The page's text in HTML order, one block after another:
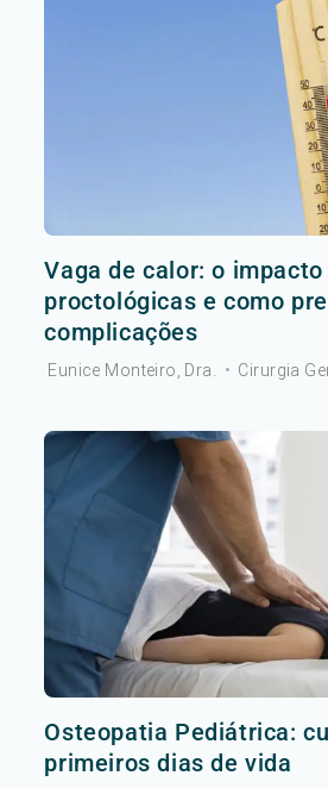
Vaga de calor: o
proctológicas e como
complicações
Eunice Monteiro, Dra. • Cirurgia
Osteopatia Pediátrica:
primeiros dias de vida